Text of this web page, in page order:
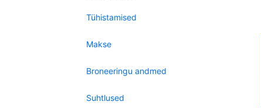
Tühistamised
Makse
Broneeringu andmed
Suhtlused